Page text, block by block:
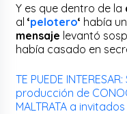
Y es que dentro de la
al‘pelotero‘ había
mensaje levantó
había casado en
TE PUEDE
producción de
MALTRATA a invitados